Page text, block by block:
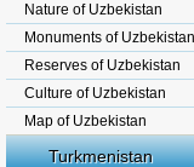
Nature of Uzbekistan
Monuments of Uzbekistan
Reserves of Uzbekistan
Culture of Uzbekistan
Map of Uzbekistan
Turkmenistan